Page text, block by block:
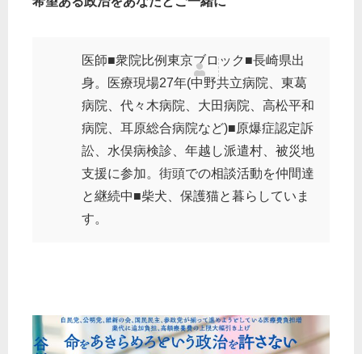
医師■衆院比例東京ブロック■長崎県出
身。医療現場27年(中野共立病院、東葛
病院、代々木病院、大田病院、高松平和
病院、耳原総合病院など)■原爆症認定訴
訟、水俣病検診、年越し派遣村、被災地
支援に参加。街頭での相談活動を仲間達
と継続中■柴犬、保護猫と暮らしていま
す。